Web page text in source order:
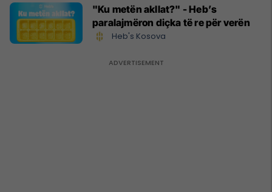
"Ku metën akllat?" - Heb’s
paralajmëron diçka të re për verën
Heb's Kosova